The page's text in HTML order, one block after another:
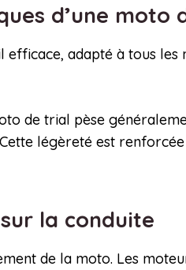
d’une moto
adapté à tous
de trial pèse
légèreté est
la conduite
de la moto. Les